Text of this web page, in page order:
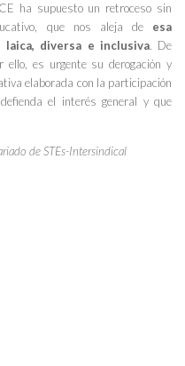
ha supuesto un retroceso sin
que nos aleja de esa
laica, diversa e inclusiva. De
es urgente su derogación y
elaborada con la participación
el interés general y que
de STEs-Intersindical